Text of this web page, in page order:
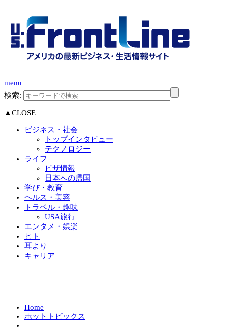
menu
検索:
▲CLOSE
ビジネス・社会
トップインタビュー
テクノロジー
ライフ
ビザ情報
日本への帰国
学び・教育
ヘルス・美容
トラベル・趣味
USA旅行
エンタメ・娯楽
ヒト
耳より
キャリア
Home
ホットトピックス